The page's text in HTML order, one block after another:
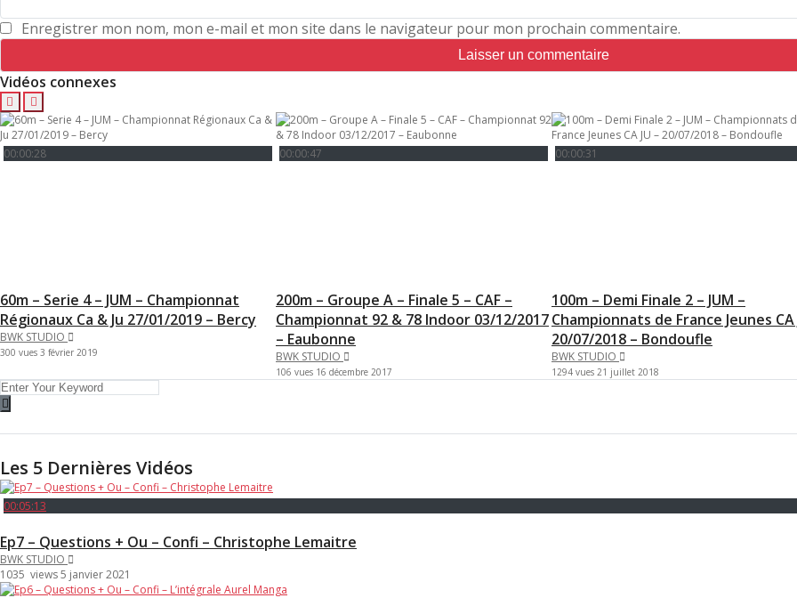
Enregistrer mon nom, mon e-mail et mon site dans le navigateur pour mon prochain commentaire.
Vidéos connexes
00:00:28
60m – Serie 4 – JUM – Championnat
Régionaux Ca & Ju 27/01/2019 – Bercy
BWK STUDIO
300 vues 3 février 2019
00:00:47
200m – Groupe A – Finale 5 – CAF –
Championnat 92 & 78 Indoor 03/12/2017
– Eaubonne
BWK STUDIO
106 vues 16 décembre 2017
00:00:31
100m – Demi Finale 2 – JUM –
Championnats de France Jeunes CA
20/07/2018 – Bondoufle
BWK STUDIO
1294 vues 21 juillet 2018
Les 5 Dernières Vidéos
00:05:13
Ep7 – Questions + Ou – Confi – Christophe Lemaitre
BWK STUDIO
1035 views5 janvier 2021